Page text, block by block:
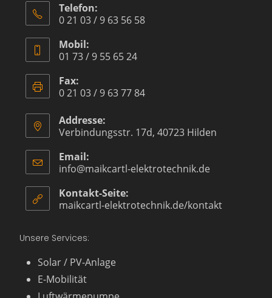
Telefon:
0 21 03 / 9 63 56 58
Mobil:
01 73 / 9 55 65 24
Fax:
0 21 03 / 9 63 77 84
Addresse:
Verbindungsstr. 17d, 40723 Hilden
Email:
info@maikcartl-elektrotechnik.de
Kontakt-Seite:
maikcartl-elektrotechnik.de/kontakt
Unsere Services:
Solar / PV-Anlage
E-Mobilität